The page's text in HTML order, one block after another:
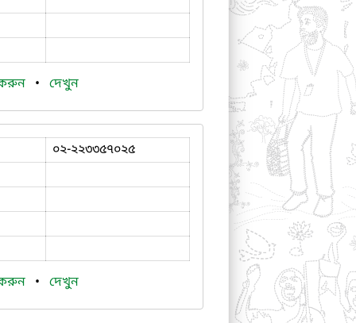
করুন • দেখুন
০২-২২৩৩৫৭০২৫
করুন • দেখুন